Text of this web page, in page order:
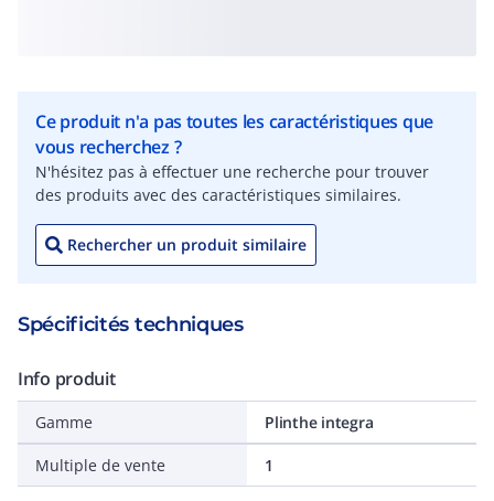
Ce produit n'a pas toutes les caractéristiques que
vous recherchez ?
N'hésitez pas à effectuer une recherche pour trouver
des produits avec des caractéristiques similaires.
Rechercher un produit similaire
Spécificités techniques
Info produit
Gamme Plinthe integra
Multiple de vente 1